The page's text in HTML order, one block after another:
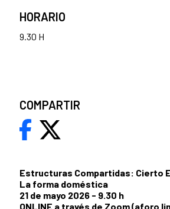
Estructuras Compartidas: Cierto
La forma doméstica
21 de mayo 2026 - 9.30 h
ONLINE a través de Zoom (aforo
HORARIO
9.30 H
COMPARTIR